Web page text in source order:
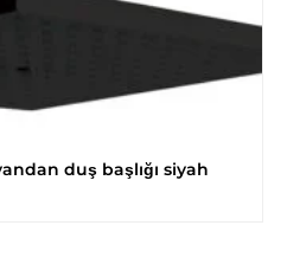
duş başlığı siyah